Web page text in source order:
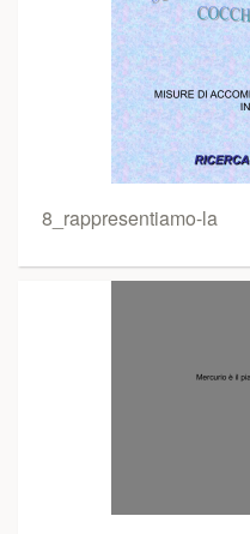
8_rappresentiamo-la